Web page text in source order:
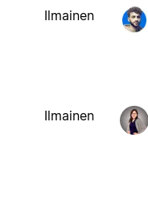
Ilmainen
Ilmainen